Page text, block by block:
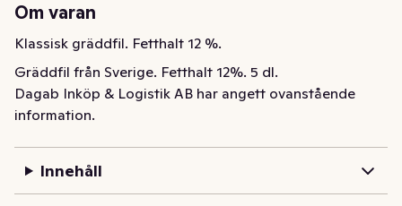
Om varan
Klassisk gräddfil. Fetthalt 12 %.
Gräddfil från Sverige. Fetthalt 12%. 5 dl.
Dagab Inköp & Logistik AB har angett ovanstående
information.
Innehåll